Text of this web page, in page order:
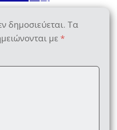
δημοσιεύεται. Τα
με *